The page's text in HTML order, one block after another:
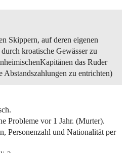
Skippern, auf deren eigenen
kroatische Gewässer zu
das Ruder
Abstandszahlungen zu entrichten)
Probleme vor 1 Jahr. (Murter).
Personenzahl und Nationalität per